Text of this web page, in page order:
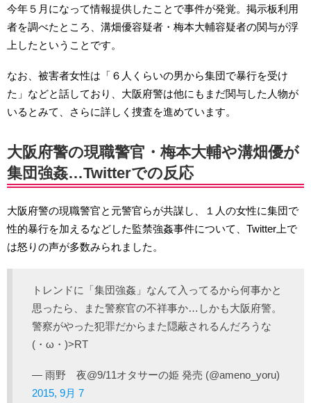
今年５月になって情報提供したことで事件が発覚。掲示板利用
者を調べたところ、溝畑優容疑者・梅本大輔容疑者の関与が浮
上したということです。
なお、被害者女性は「６人くらいの男から集団で暴行を受け
た」などと話しており、大阪府警は他にもまだ関与した人物が
いるとみて、さらに詳しく捜査を進めています。
大阪府警の現職警官・梅本大輔や溝畑優が
集団強姦…Twitterでの反応
大阪府警の現職警官と元警官らが共謀し、１人の女性に集団で
性的暴行を加えるなどした監禁強姦事件について、Twitter上で
は怒りの声が多数みられました。
トレンドに「集団強姦」なんて入ってるから何事かと
思ったら、また警察官の不祥事か…しかも大阪府警。
警察がやった犯罪だからまた隠蔽されるんだろうな
(・ω・)>RT
— 雨野 夜@9/11オタサーの姫 発売 (@ameno_yoru)
2015, 9月 7